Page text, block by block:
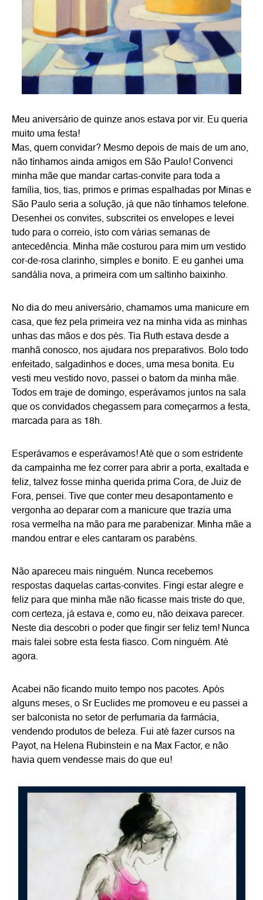
Meu aniversário de quinze anos estava por vir. Eu queria
muito uma festa!
Mas, quem convidar? Mesmo depois de mais de um ano,
não tínhamos ainda amigos em São Paulo! Convenci
minha mãe que mandar cartas-convite para toda a
família, tios, tias, primos e primas espalhadas por Minas e
São Paulo seria a solução, já que não tínhamos telefone.
Desenhei os convites, subscritei os envelopes e levei
tudo para o correio, isto com várias semanas de
antecedência. Minha mãe costurou para mim um vestido
cor-de-rosa clarinho, simples e bonito. E eu ganhei uma
sandália nova, a primeira com um saltinho baixinho.
No dia do meu aniversário, chamamos uma manicure em
casa, que fez pela primeira vez na minha vida as minhas
unhas das mãos e dos pés. Tia Ruth estava desde a
manhã conosco, nos ajudara nos preparativos. Bolo todo
enfeitado, salgadinhos e doces, uma mesa bonita. Eu
vesti meu vestido novo, passei o batom da minha mãe.
Todos em traje de domingo, esperávamos juntos na sala
que os convidados chegassem para começarmos a festa,
marcada para as 18h.
Esperávamos e esperávamos! Até que o som estridente
da campainha me fez correr para abrir a porta, exaltada e
feliz, talvez fosse minha querida prima Cora, de Juiz de
Fora, pensei. Tive que conter meu desapontamento e
vergonha ao deparar com a manicure que trazia uma
rosa vermelha na mão para me parabenizar. Minha mãe a
mandou entrar e eles cantaram os parabéns.
Não apareceu mais ninguém. Nunca recebemos
respostas daquelas cartas-convites. Fingi estar alegre e
feliz para que minha mãe não ficasse mais triste do que,
com certeza, já estava e, como eu, não deixava parecer.
Neste dia descobri o poder que fingir ser feliz tem! Nunca
mais falei sobre esta festa fiasco. Com ninguém. Até
agora.
Acabei não ficando muito tempo nos pacotes. Após
alguns meses, o Sr Euclides me promoveu e eu passei a
ser balconista no setor de perfumaria da farmácia,
vendendo produtos de beleza. Fui até fazer cursos na
Payot, na Helena Rubinstein e na Max Factor, e não
havia quem vendesse mais do que eu!